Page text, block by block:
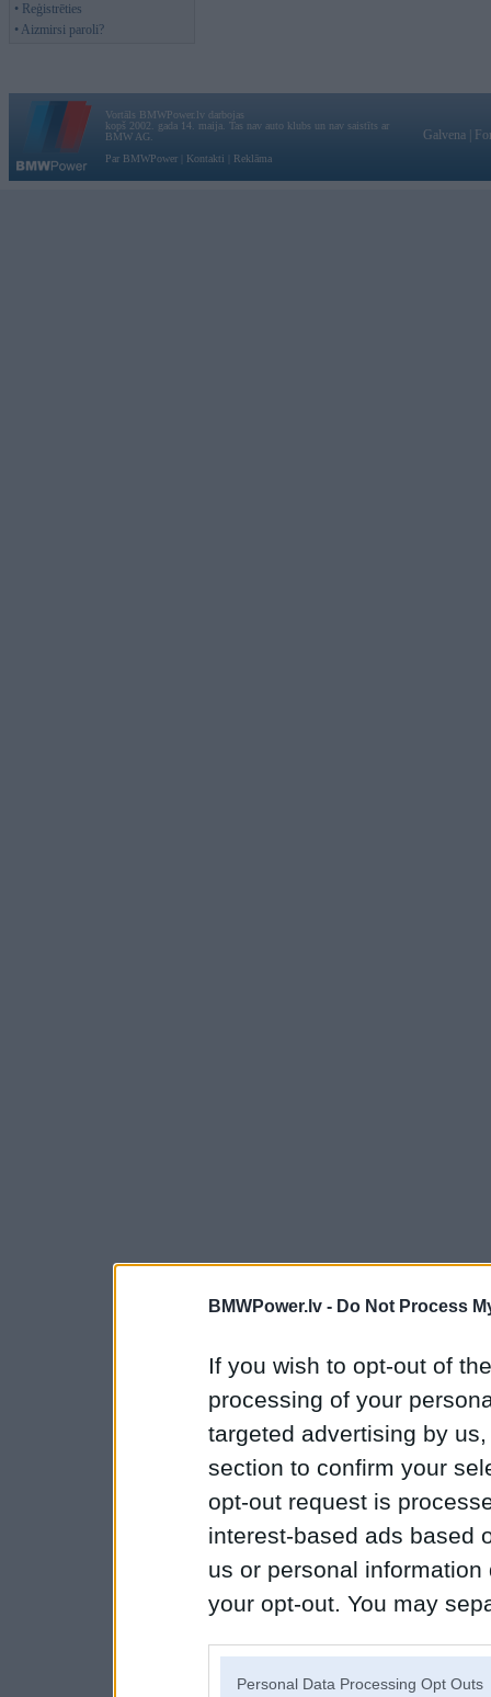
BMWPower.lv - Do Not Process
If you wish to opt-out of
processing of your
targeted advertising by
section to confirm your
opt-out request is
interest-based ads based
us or personal
your opt-out. You may
Personal Data Processing Opt Outs
• Reģistrēties
• Aizmirsi paroli?
Vortāls BMWPower.lv darbojas
kopš 2002. gada 14. maija. Tas nav auto klubs un nav saistīts ar
BMW AG.
Par BMWPower
Kontakti Reklāma
Galvena